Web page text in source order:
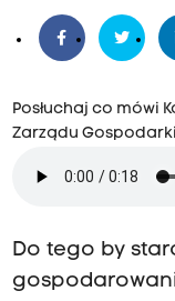
Posłuchaj co mówi
Zarządu Gospodarki
Do tego by